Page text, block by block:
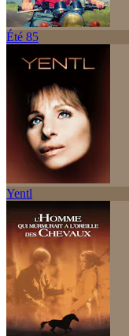
Été 85
Yentl